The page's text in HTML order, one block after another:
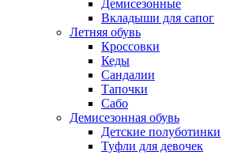
Демисезонные
Вкладыши для сапог
Летняя обувь
Кроссовки
Кеды
Сандалии
Тапочки
Сабо
Демисезонная обувь
Детские полуботинки
Туфли для девочек